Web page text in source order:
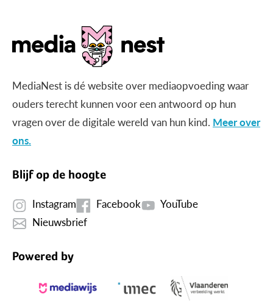
MediaNest is dé website over mediaopvoeding waar
ouders terecht kunnen voor een antwoord op hun
vragen over de digitale wereld van hun kind. Meer over
ons.
Blijf op de hoogte
Instagram Facebook
YouTube
Nieuwsbrief
Powered by